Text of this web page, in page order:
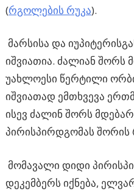
(რგოლების რუკა).
მარსისა და
იშვიათია. ძალიან შორს
უახლოესი წერტილი
იშვიათად ემთხვევა
ისევ ძალინ შორს
პირისპირდგომას შორის
მომავალი დიდი
დეკემბერს იქნება,